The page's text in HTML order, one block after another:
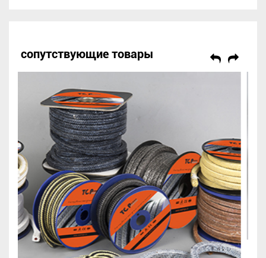
сопутствующие товары
Сальниковые упаковочные материалы